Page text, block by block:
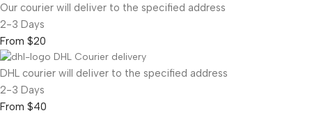
Our courier will deliver to the specified address
2-3 Days
From $20
DHL Courier delivery
DHL courier will deliver to the specified address
2-3 Days
From $40